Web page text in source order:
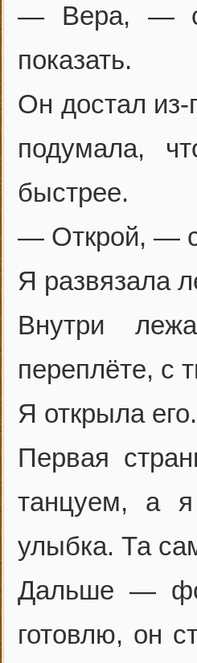
— Вера, —
показать.
Он достал из-
подумала,
быстрее.
— Открой, —
Я развязала
Внутри
переплёте, с
Я открыла его.
Первая
танцуем, а
улыбка. Та
Дальше —
готовлю, он